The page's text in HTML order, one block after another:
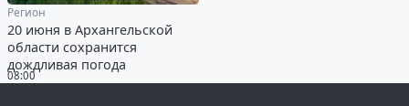
08:00
Регион
20 июня в Архангельской
области сохранится
дождливая погода